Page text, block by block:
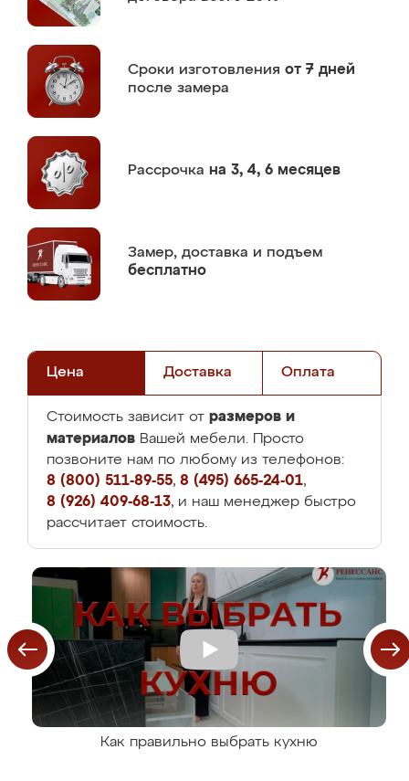
Сроки изготовления от 7 дней
после замера
Рассрочка на 3, 4, 6 месяцев
Замер, доставка и подъем
бесплатно
Цена Доставка Оплата
Стоимость зависит от размеров и
материалов Вашей мебели. Просто
позвоните нам по любому из телефонов:
8 (800) 511-89-55, 8 (495) 665-24-01,
8 (926) 409-68-13, и наш менеджер быстро
рассчитает стоимость.
Как правильно выбрать кухню